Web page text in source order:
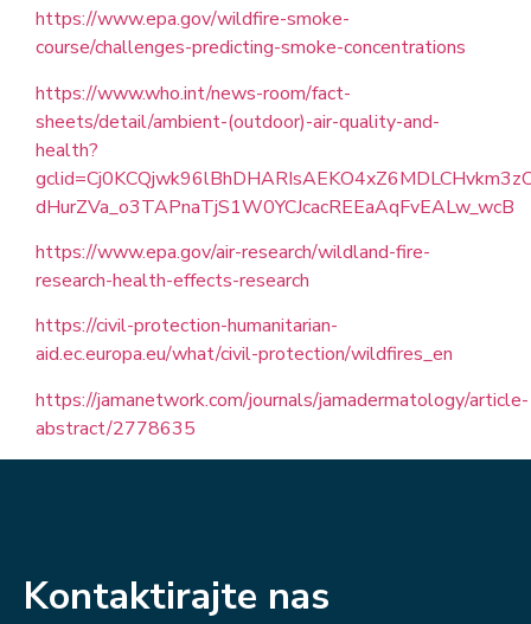
https://www.epa.gov/wildfire-smoke-
course/challenges-predicting-smoke-concentrations
https://www.who.int/news-room/fact-
sheets/detail/ambient-(outdoor)-air-quality-and-
health?
dHurZVa_o3TAPnaTjS1W0YCJcacREEaAqFvEALw_wcB
https://www.epa.gov/air-research/wildland-fire-
research-health-effects-research
https://civil-protection-humanitarian-
aid.ec.europa.eu/what/civil-protection/wildfires_en
https://jamanetwork.com/journals/jamadermatology/article-
abstract/2778635
Kontaktirajte nas